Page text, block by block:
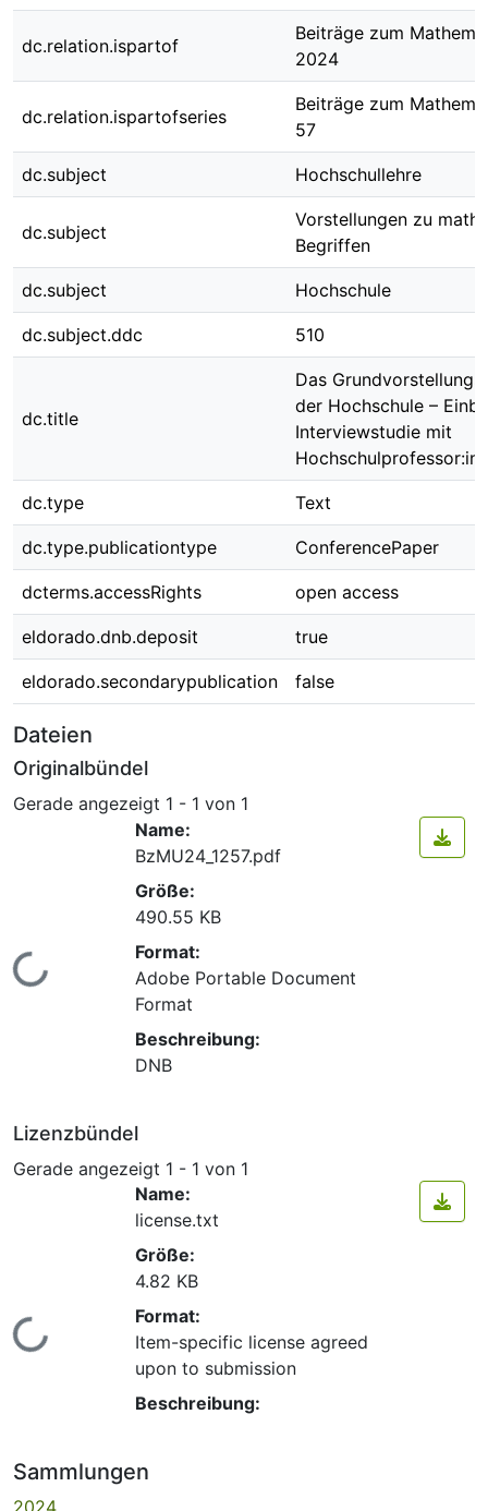
dc.relation.ispartof
Beiträge zum
2024
dc.relation.ispartofseries
Beiträge zum
57
dc.subject Hochschullehre
dc.subject
Vorstellungen zu
Begriffen
dc.subject Hochschule
dc.subject.ddc 510
dc.title
Das
der Hochschule –
Interviewstudie mit
dc.type Text
dc.type.publicationtype ConferencePaper
dcterms.accessRights open access
eldorado.dnb.deposit true
eldorado.secondarypublication false
Dateien
Originalbündel
Gerade angezeigt 1 - 1 von 1
Lade...
Name:
BzMU24_1257.pdf
Größe:
490.55 KB
Format:
Adobe Portable Document
Format
Beschreibung:
DNB
Lizenzbündel
Gerade angezeigt 1 - 1 von 1
Lade...
Name:
license.txt
Größe:
4.82 KB
Format:
Item-specific license agreed
upon to submission
Beschreibung:
Sammlungen